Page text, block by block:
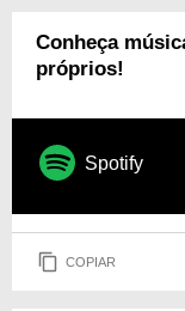
Conheça
próprios!
Spotify
COPIAR